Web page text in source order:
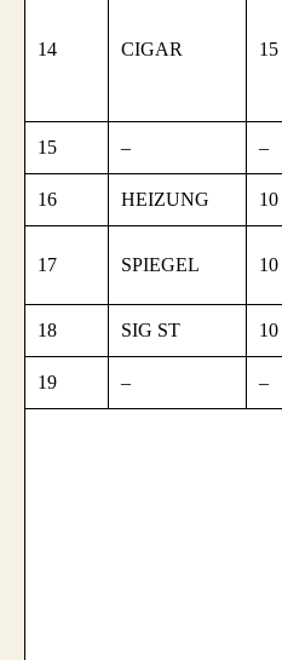
14 CIGAR 15
15 – –
16 HEIZUNG 10
17 SPIEGEL 10
18 SIG ST 10
19 – –